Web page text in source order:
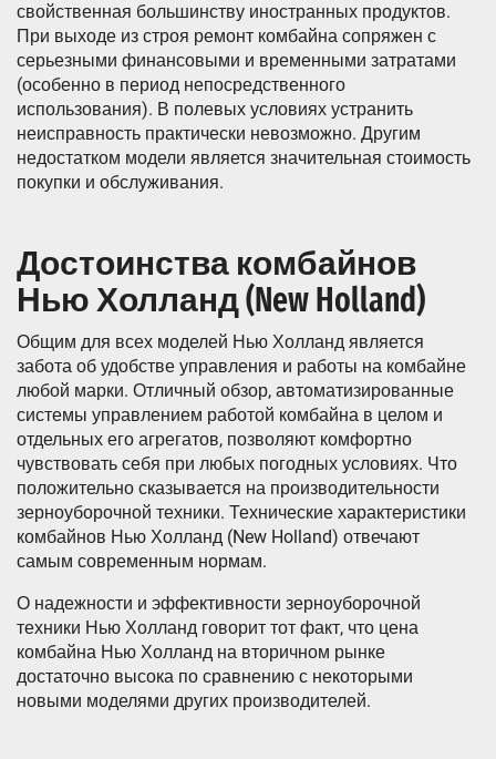
свойственная большинству иностранных продуктов.
При выходе из строя ремонт комбайна сопряжен с
серьезными финансовыми и временными затратами
(особенно в период непосредственного
использования). В полевых условиях устранить
неисправность практически невозможно. Другим
недостатком модели является значительная стоимость
покупки и обслуживания.
Достоинства комбайнов
Нью Холланд (New Holland)
Общим для всех моделей Нью Холланд является
забота об удобстве управления и работы на комбайне
любой марки. Отличный обзор, автоматизированные
системы управлением работой комбайна в целом и
отдельных его агрегатов, позволяют комфортно
чувствовать себя при любых погодных условиях. Что
положительно сказывается на производительности
зерноуборочной техники. Технические характеристики
комбайнов Нью Холланд (New Holland) отвечают
самым современным нормам.
О надежности и эффективности зерноуборочной
техники Нью Холланд говорит тот факт, что цена
комбайна Нью Холланд на вторичном рынке
достаточно высока по сравнению с некоторыми
новыми моделями других производителей.